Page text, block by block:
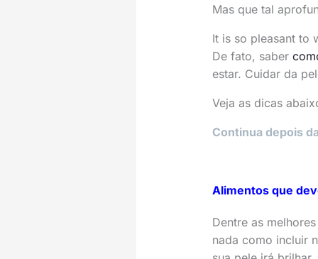
Mas que tal
It is so pleasant to
De fato, saber
estar. Cuidar da
Veja as dicas
Continua depois
Alimentos que
Dentre as
nada como incluir